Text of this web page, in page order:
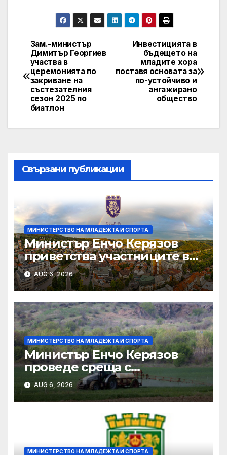
Post
navigation
Инвестицията в
бъдещето на
младите хора
поставя основата за
по-устойчиво и
ангажирано
общество
Зам.-министър
Димитър Георгиев
участва в
церемонията по
закриване на
състезателния
сезон 2025 по
биатлон
Свързани публикации
МИНИСТЕРСТВО НА МЛАДЕЖТА И СПОРТА
Министър Енчо Керязов
приветства участниците в
Световното първенство по
гребане до 19 години в
Пловдив
AUG 6, 2026
МИНИСТЕРСТВО НА МЛАДЕЖТА И СПОРТА
Министър Енчо Керязов
проведе среща с
представители на
младежки организации и
младежки центрове
AUG 6, 2026
МИНИСТЕРСТВО НА МЛАДЕЖТА И СПОРТА